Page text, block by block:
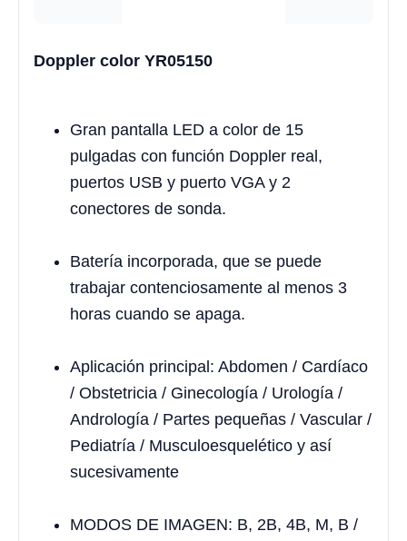
Doppler color YR05150
Gran pantalla LED a color de 15
pulgadas con función Doppler real,
puertos USB y puerto VGA y 2
conectores de sonda.
Batería incorporada, que se puede
trabajar contenciosamente al menos 3
horas cuando se apaga.
Aplicación principal: Abdomen / Cardíaco
/ Obstetricia / Ginecología / Urología /
Andrología / Partes pequeñas / Vascular /
Pediatría / Musculoesquelético y así
sucesivamente
MODOS DE IMAGEN: B, 2B, 4B, M, B /